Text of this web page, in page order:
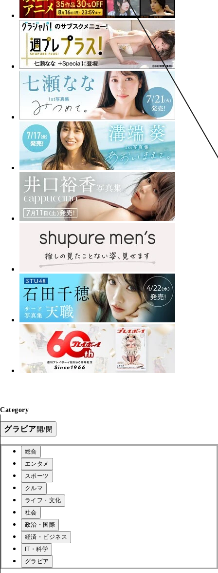
Category
グラビア開/閉
総合
エンタメ
スポーツ
クルマ
ライフ・文化
社会
政治・国際
経済・ビジネス
IT・科学
グラビア